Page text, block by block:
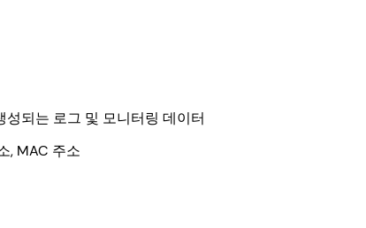
되는 로그 및 모니터링 데이터
, MAC 주소